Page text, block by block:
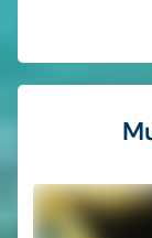
mer enn